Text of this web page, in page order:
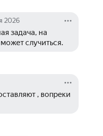
2026
задача, на
случиться.
, вопреки